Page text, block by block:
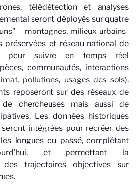
télédétection et analyses
seront déployés sur quatre
– montagnes, milieux urbains-
préservées et réseau national de
pour suivre en temps réel
communautés, interactions
pollutions, usages des sols).
reposeront sur des réseaux de
chercheuses mais aussi de
Les données historiques
intégrées pour recréer des
longues du passé, complétant
et permettant la
des trajectoires objectives sur